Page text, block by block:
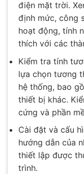
điện mặt trời.
định mức, công
hoạt động, tính
thích với các
Kiểm tra tính
lựa chọn tương
hệ thống, bao
thiết bị khác.
cứng và phần
Cài đặt và cấu
hướng dẫn của
thiết lập được
trình.